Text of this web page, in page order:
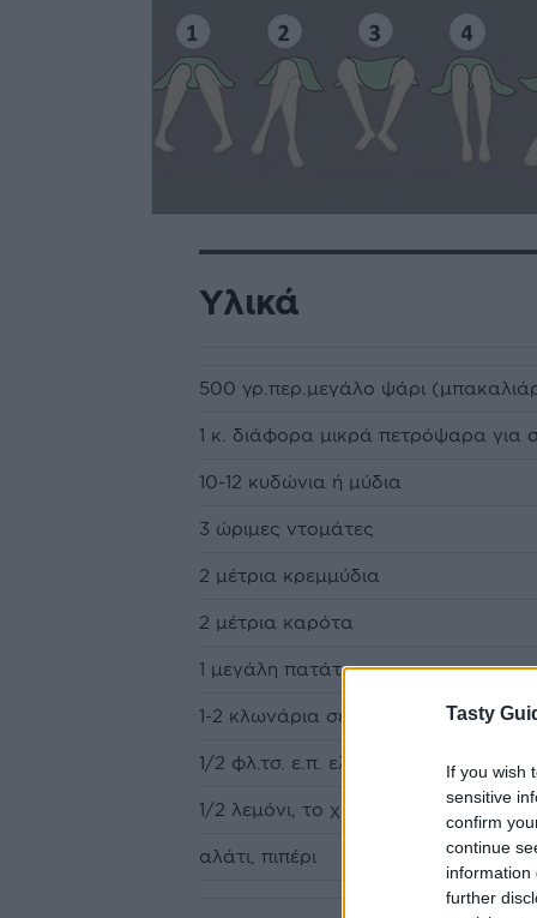
Tasty
If you wish
sensitive
confirm
continue
information
further
Υλικά
500 γρ.περ.μεγάλο ψάρι
1 κ. διάφορα μικρά πετρόψαρα για
10-12 κυδώνια ή μύδια
3 ώριμες ντομάτες
2 μέτρια κρεμμύδια
2 μέτρια καρότα
1 μεγάλη πατάτα
1-2 κλωνάρια σέλινο
1/2 φλ.τσ. ε.π. ελαιόλαδο
1/2 λεμόνι, το χυμό
αλάτι, πιπέρι